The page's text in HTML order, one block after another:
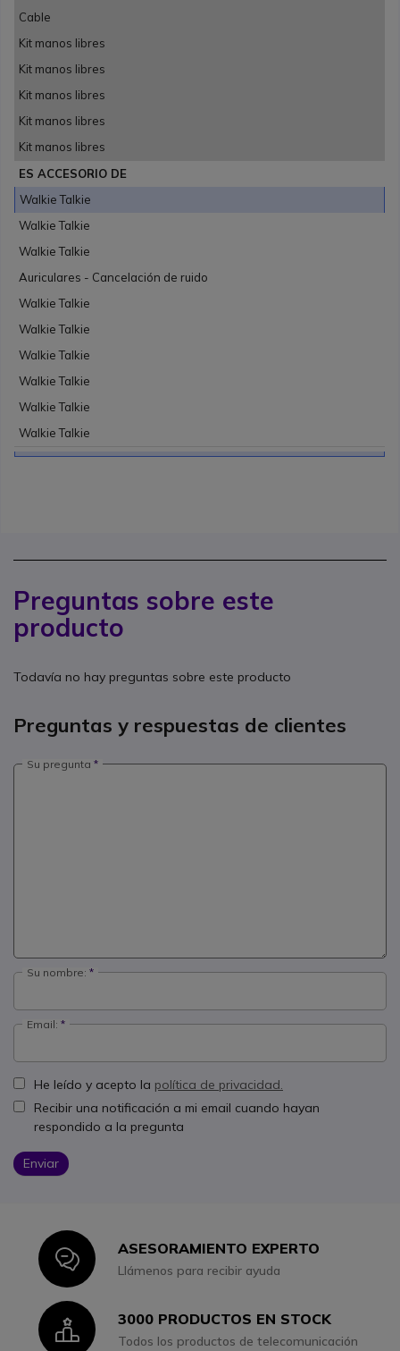
Cable
Kit manos libres
Kit manos libres
Kit manos libres
Kit manos libres
Kit manos libres
ES ACCESORIO DE
Walkie Talkie
Walkie Talkie
Walkie Talkie
Auriculares - Cancelación de ruido
Walkie Talkie
Walkie Talkie
Walkie Talkie
Walkie Talkie
Walkie Talkie
Walkie Talkie
Preguntas sobre este
producto
Todavía no hay preguntas sobre este producto
Preguntas y respuestas de clientes
Su pregunta
Su nombre:
Email:
He leído y acepto la política de privacidad.
Recibir una notificación a mi email cuando hayan
respondido a la pregunta
Enviar
IconASESORAMIENTO EXPERTO
Llámenos para recibir ayuda
Icon3000 PRODUCTOS EN STOCK
Todos los productos de telecomunicación